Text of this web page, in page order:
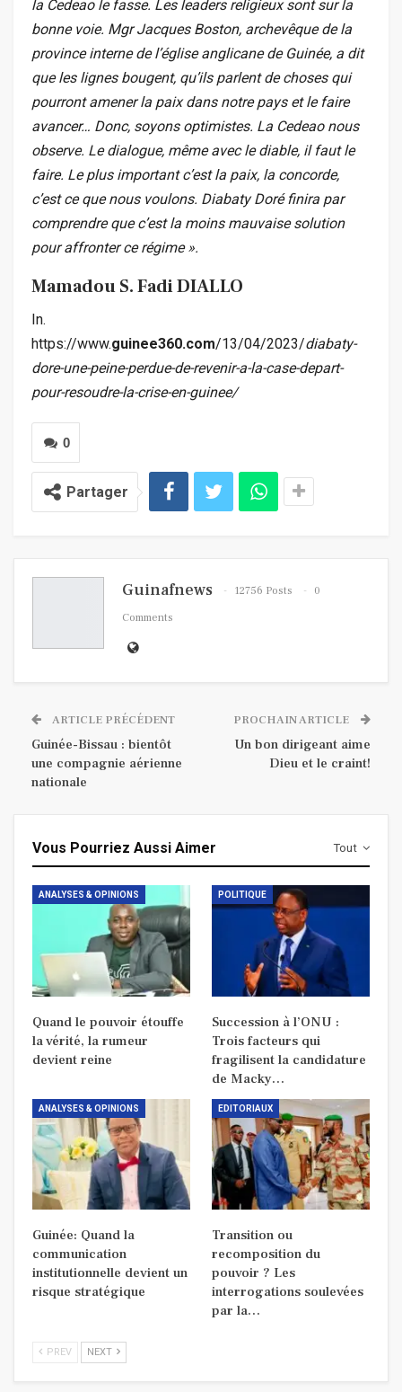
la Cedeao le fasse. Les leaders religieux sont sur la
bonne voie. Mgr Jacques Boston, archevêque de la
province interne de l’église anglicane de Guinée, a dit
que les lignes bougent, qu’ils parlent de choses qui
pourront amener la paix dans notre pays et le faire
avancer… Donc, soyons optimistes. La Cedeao nous
observe. Le dialogue, même avec le diable, il faut le
faire. Le plus important c’est la paix, la concorde,
c’est ce que nous voulons. Diabaty Doré finira par
comprendre que c’est la moins mauvaise solution
pour affronter ce régime ».
Mamadou S. Fadi DIALLO
In.
https://www.guinee360.com/13/04/2023/diabaty-
dore-une-peine-perdue-de-revenir-a-la-case-depart-
pour-resoudre-la-crise-en-guinee/
0
Partager
Guinafnews 12756 Posts
0
Comments
ARTICLE PRÉCÉDENT
Guinée-Bissau : bientôt
une compagnie aérienne
nationale
PROCHAIN ARTICLE
Un bon dirigeant aime
Dieu et le craint!
Tout
Vous Pourriez Aussi Aimer
ANALYSES & OPINIONS
Quand le pouvoir étouffe
la vérité, la rumeur
devient reine
POLITIQUE
Succession à l’ONU :
Trois facteurs qui
fragilisent la candidature
de Macky…
ANALYSES & OPINIONS
Guinée: Quand la
communication
institutionnelle devient un
risque stratégique
EDITORIAUX
Transition ou
recomposition du
pouvoir ? Les
interrogations soulevées
par la…
PREV NEXT